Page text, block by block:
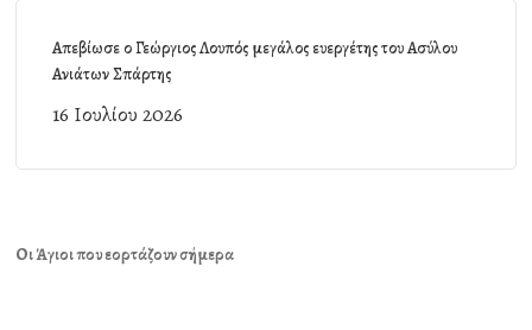
Απεβίωσε ο Γεώργιος Λουπός μεγάλος ευεργέτης του Ασύλου
Ανιάτων Σπάρτης
16 Ιουλίου 2026
Οι Άγιοι που εορτάζουν σήμερα